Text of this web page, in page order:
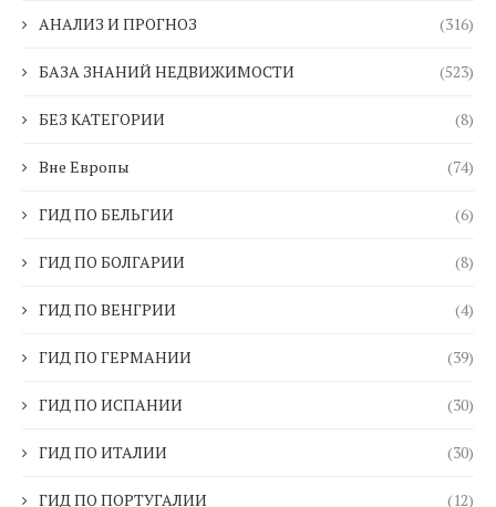
АНАЛИЗ И ПРОГНОЗ (316)
БАЗА ЗНАНИЙ НЕДВИЖИМОСТИ (523)
БЕЗ КАТЕГОРИИ (8)
Вне Европы (74)
ГИД ПО БЕЛЬГИИ (6)
ГИД ПО БОЛГАРИИ (8)
ГИД ПО ВЕНГРИИ (4)
ГИД ПО ГЕРМАНИИ (39)
ГИД ПО ИСПАНИИ (30)
ГИД ПО ИТАЛИИ (30)
ГИД ПО ПОРТУГАЛИИ (12)